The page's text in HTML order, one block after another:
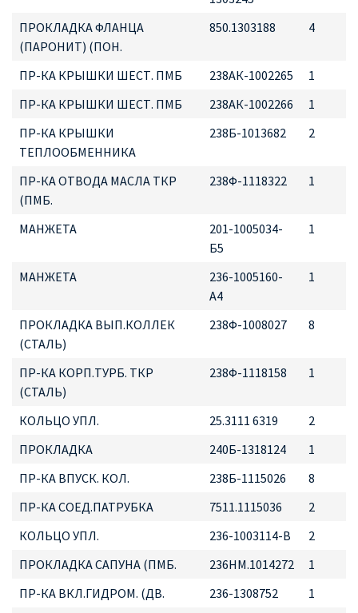
ПРОКЛАДКА ФЛАНЦА
(ПАРОНИТ) (ПОН.
850.1303188 4
ПР-КА КРЫШКИ ШЕСТ. ПМБ 238АК-1002265
1
ПР-КА КРЫШКИ ШЕСТ. ПМБ
238АК-1002266
1
ПР-КА КРЫШКИ
ТЕПЛООБМЕННИКА
238Б-1013682 2
ПР-КА ОТВОДА МАСЛА ТКР
(ПМБ.
238Ф-1118322 1
МАНЖЕТА
201-1005034-
Б5
1
МАНЖЕТА
236-1005160-
А4
1
ПРОКЛАДКА ВЫП.КОЛЛЕК
(СТАЛЬ)
238Ф-1008027 8
ПР-КА КОРП.ТУРБ. ТКР
(СТАЛЬ)
238Ф-1118158 1
КОЛЬЦО УПЛ. 25.3111 6319
2
ПРОКЛАДКА
240Б-1318124
1
ПР-КА ВПУСК. КОЛ.
238Б-1115026
8
ПР-КА СОЕД.ПАТРУБКА
7511.1115036
2
КОЛЬЦО УПЛ.
236-1003114-В
2
ПРОКЛАДКА САПУНА (ПМБ.
236НМ.1014272
1
ПР-КА ВКЛ.ГИДРОМ. (ДВ.
236-1308752
1